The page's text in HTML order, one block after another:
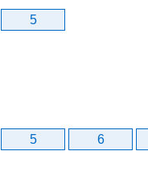
5
5 6